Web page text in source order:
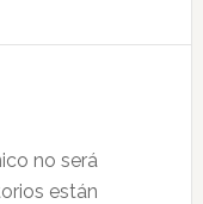
no será
están